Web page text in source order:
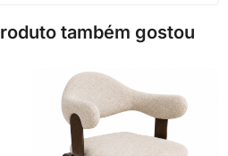
também gostou